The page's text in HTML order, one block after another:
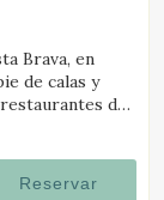
Brava, en
de calas y
de
Reservar